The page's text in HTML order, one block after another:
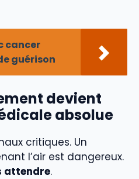
cancer
guérison
devient
absolue
critiques. Un
l’air est dangereux.
attendre.